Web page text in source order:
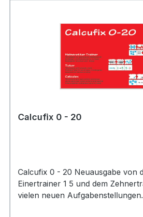
Calcufix 0 - 20
Calcufix 0 - 20 Neuausgabe von dem bisherigen
Einertrainer 1 5 und dem Zehnertrainer 0 20 mit
vielen neuen Aufgabenstellungen. Die ersten